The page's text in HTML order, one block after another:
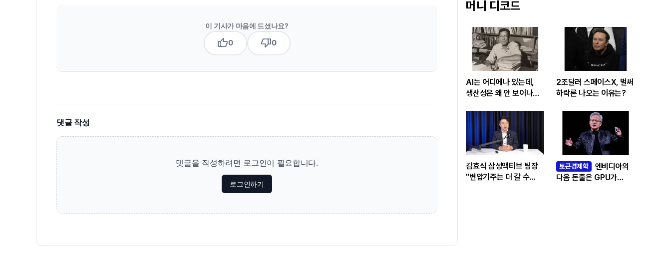
머니 디코드
AI는 어디에나 있는데,
생산성은 왜 안 보이나…
‘솔로우 패러독스’
2조달러 스페이스X, 벌써
하락론 나오는 이유는?
김효식 삼성액티브 팀장
"변압기주는 더 갈 수
토큰경제학
엔비디아의
다음 돈줄은 GPU가
이 기사가 마음에 드셨나요?
thumb_up0 thumb_down0
댓글 작성
댓글을 작성하려면 로그인이 필요합니다.
로그인하기